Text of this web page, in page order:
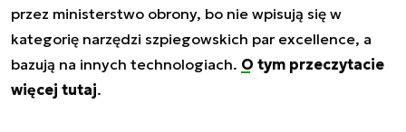
przez ministerstwo obrony, bo nie wpisują się w
kategorię narzędzi szpiegowskich par excellence, a
bazują na innych technologiach. O tym przeczytacie
więcej tutaj.